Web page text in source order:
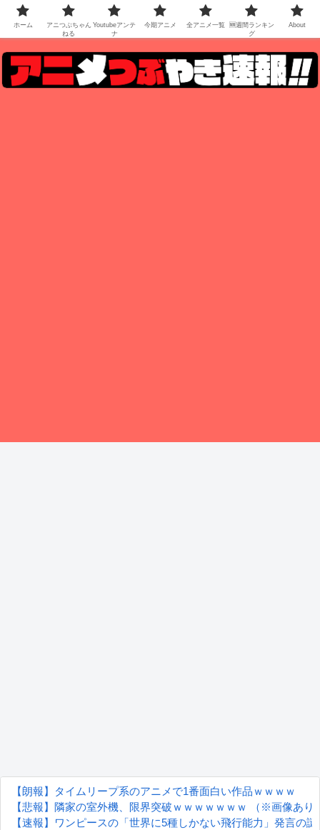
【朗報】タイムリープ系のアニメで1番面白い作品ｗｗｗｗ
【悲報】隣家の室外機、限界突破ｗｗｗｗｗｗｗ （※画像あり
【速報】ワンピースの「世界に5種しかない飛行能力」発言の
ホーム
アニつぶちゃん
ねる
Youtubeアンテ
ナ
今期アニメ 全アニメ一覧
🆕週間ランキン
グ
About